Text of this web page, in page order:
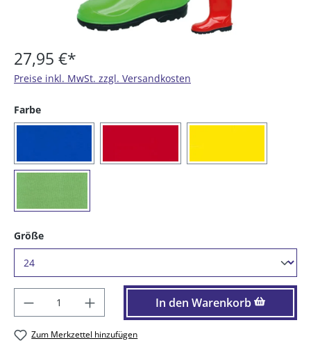
27,95 €*
Preise inkl. MwSt. zzgl. Versandkosten
Farbeauswählen
Größeauswählen
Produkt Anzahl: Gib den gewünschten
In den Warenkorb
Zum Merkzettel hinzufügen